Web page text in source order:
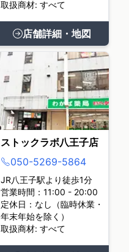
取扱商材: すべて
店舗詳細・地図
ストックラボ八王子店
050-5269-5864
JR八王子駅より徒歩1分
営業時間：11:00 - 20:00
定休日：なし（臨時休業・
年末年始を除く）
取扱商材: すべて